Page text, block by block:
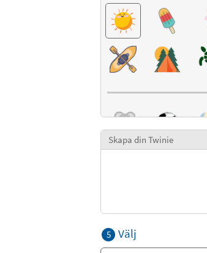
Skapa din Twinie
5 Välj